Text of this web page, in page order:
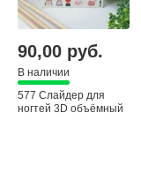
90,00 руб.
В наличии
577 Слайдер для
ногтей 3D объёмный